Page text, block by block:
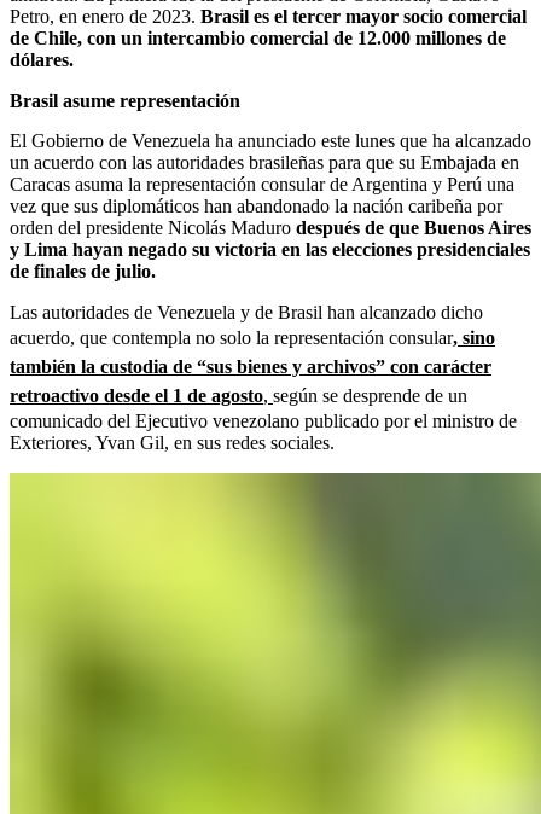
Petro, en enero de 2023. Brasil es el tercer mayor socio comercial
de Chile, con un intercambio comercial de 12.000 millones de
dólares.
Brasil asume representación
El Gobierno de Venezuela ha anunciado este lunes que ha alcanzado
un acuerdo con las autoridades brasileñas para que su Embajada en
Caracas asuma la representación consular de Argentina y Perú una
vez que sus diplomáticos han abandonado la nación caribeña por
orden del presidente Nicolás Maduro después de que Buenos Aires
y Lima hayan negado su victoria en las elecciones presidenciales
de finales de julio.
Las autoridades de Venezuela y de Brasil han alcanzado dicho
acuerdo, que contempla no solo la representación consular, sino
también la custodia de “sus bienes y archivos” con carácter
retroactivo desde el 1 de agosto, según se desprende de un
comunicado del Ejecutivo venezolano publicado por el ministro de
Exteriores, Yvan Gil, en sus redes sociales.